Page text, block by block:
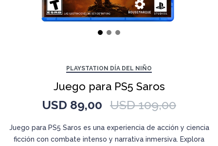
PLAYSTATION DÍA DEL NIÑO
Juego para PS5 Saros
USD 89,00 USD 109,00
Juego para PS5 Saros es una experiencia de acción y ciencia
ficción con combate intenso y narrativa inmersiva. Explora